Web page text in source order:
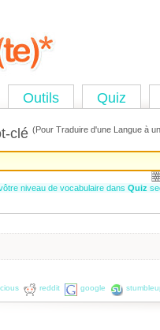
Outils Quiz
clé (Pour Traduire d'une Langue à
niveau de vocabulaire dans Quiz
reddit google